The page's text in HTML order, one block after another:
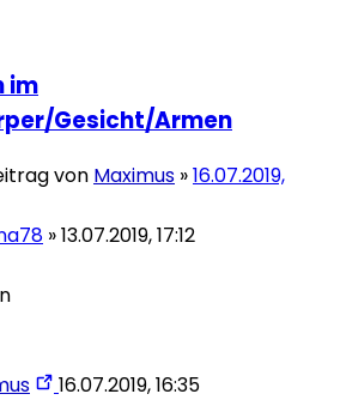
im
Gesicht/Armen
von Maximus »16.07.2019,
»13.07.2019, 17:12
16.07.2019, 16:35